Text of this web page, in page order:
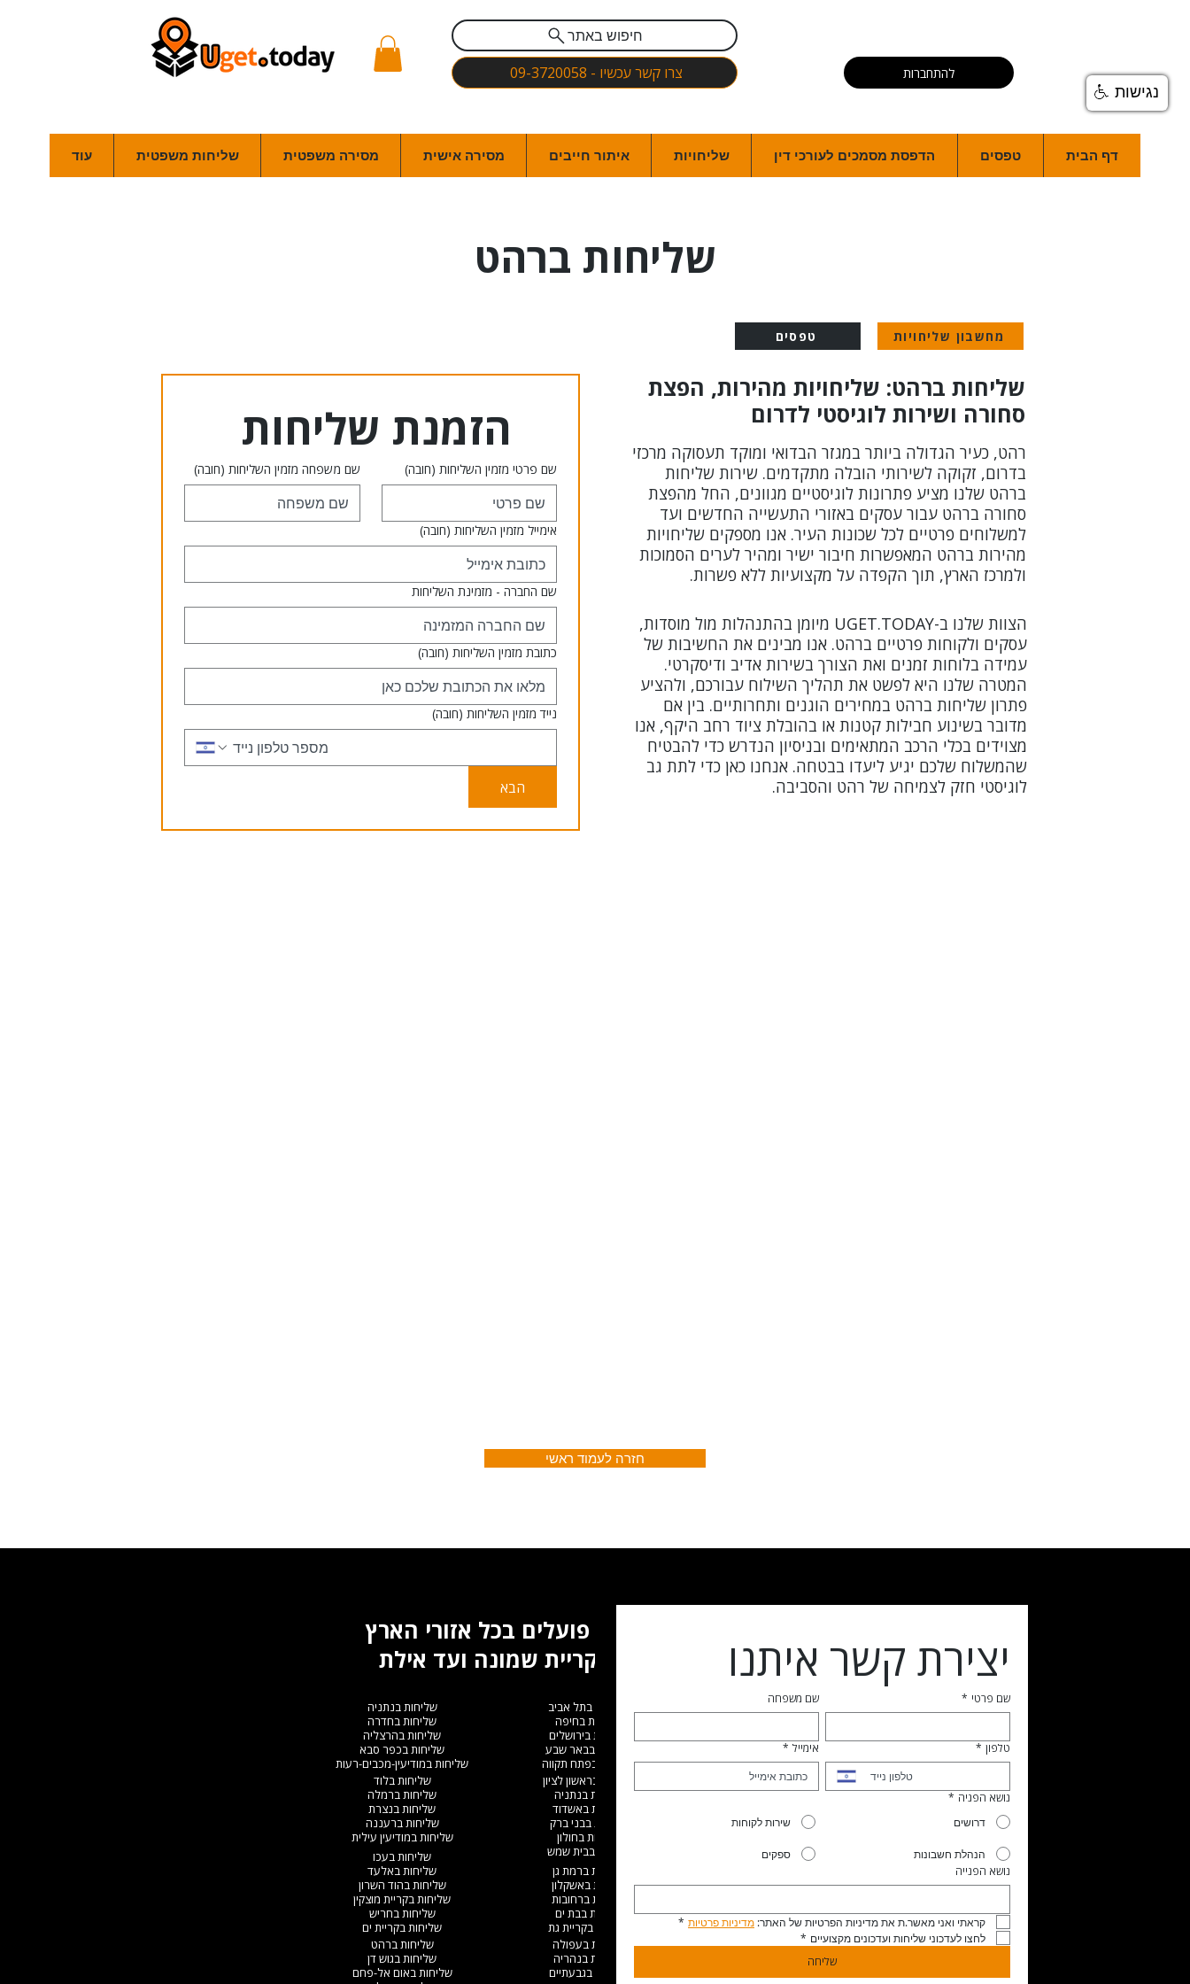
חיפוש באתר
צרו קשר עכשיו - 09-3720058
להתחברות
דף הבית טפסים הדפסת מסמכים לעורכי דין שליחויות איתור חייבים מסירה אישית מסירה משפטית שליחות משפטית עוד
שליחות ברהט
מחשבון שליחויות טפסים
שליחות ברהט: שליחויות מהירות, הפצת
סחורה ושירות לוגיסטי לדרום
רהט, כעיר הגדולה ביותר במגזר הבדואי ומוקד תעסוקה מרכזי
בדרום, זקוקה לשירותי הובלה מתקדמים. שירות שליחות
ברהט שלנו מציע פתרונות לוגיסטיים מגוונים, החל מהפצת
סחורה ברהט עבור עסקים באזורי התעשייה החדשים ועד
למשלוחים פרטיים לכל שכונות העיר. אנו מספקים שליחויות
מהירות ברהט המאפשרות חיבור ישיר ומהיר לערים הסמוכות
ולמרכז הארץ, תוך הקפדה על מקצועיות ללא פשרות.
הצוות שלנו ב-UGET.TODAY מיומן בהתנהלות מול מוסדות,
עסקים ולקוחות פרטיים ברהט. אנו מבינים את החשיבות של
עמידה בלוחות זמנים ואת הצורך בשירות אדיב ודיסקרטי.
המטרה שלנו היא לפשט את תהליך השילוח עבורכם, ולהציע
פתרון שליחות ברהט במחירים הוגנים ותחרותיים. בין אם
מדובר בשינוע חבילות קטנות או בהובלת ציוד רחב היקף, אנו
מצוידים בכלי הרכב המתאימים ובניסיון הנדרש כדי להבטיח
שהמשלוח שלכם יגיע ליעדו בבטחה. אנחנו כאן כדי לתת גב
לוגיסטי חזק לצמיחה של רהט והסביבה.
הזמנת שליחות
שם פרטי מזמין השליחות (חובה) שם משפחה מזמין השליחות (חובה)
אימייל מזמין השליחות (חובה)
שם החברה - מזמינת השליחות
כתובת מזמין השליחות (חובה)
נייד מזמין השליחות (חובה)
הבא
חזרה לעמוד ראשי
אנו פועלים בכל אזורי הארץ
מקריית שמונה ועד אילת
שליחות בתל אביב
שליחות בחיפה
שליחות בירושלים
שליחות בבאר שבע
שליחות בפתח תקווה
שליחות בנתניה
שליחות בחדרה
שליחות בהרצליה
שליחות בכפר סבא
שליחות במודיעין-מכבים-רעות
שליחות בראשון לציון
שליחות בנתניה
שליחות באשדוד
שליחות בבני ברק
שליחות בחולון
שליחות בבית שמש
שליחות ברמת גן
שליחות באשקלון
שליחות ברחובות
שליחות בבת ים
שליחות בקריית גת
שליחות בלוד
שליחות ברמלה
שליחות בנצרת
שליחות ברעננה
שליחות במודיעין עילית
שליחות בעכו
שליחות באלעד
שליחות בהוד השרון
שליחות בקריית מוצקין
שליחות בחריש
שליחות בקריית ים​
שליחות בעפולה
שליחות בנהריה
שליחות בגבעתיים
שליחות ברהט
שליחות בגוש דן
שליחות באום אל-פחם
יצירת קשר איתנו
שם פרטי * שם משפחה
טלפון * אימייל *
נושא הפניה *
דרושים שירות לקוחות
הנהלת חשבונות ספקים
נושא הפנייה
קראתי ואני מאשר.ת את מדיניות הפרטיות של האתר: מדיניות פרטיות *
לחצו לעדכוני שליחות ועדכונים מקצועיים *
שליחה
נגישות